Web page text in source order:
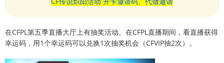
在CFPL第五季直播大厅上有抽奖活动。在CFPL直播期间，看直播获得
幸运码，用1个幸运码可以兑换1次抽奖机会（CFVIP抽2次）。